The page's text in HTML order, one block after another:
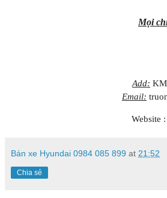
Mọi
Add:
Email:
Website :
Bán xe Hyundai 0984 085 899 at 21:52
Chia sẻ